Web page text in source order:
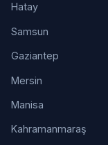
Hatay
Samsun
Gaziantep
Mersin
Manisa
Kahramanmaraş